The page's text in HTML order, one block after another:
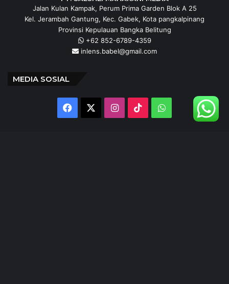
Jalan Kulan Kampak, Perum Prima Garden Blok A 25
Kel. Jerambah Gantung, Kec. Gabek, Kota pangkalpinang
Provinsi Kepulauan Bangka Belitung
+62 852-6789-4359
inlens.babel@gmail.com
MEDIA SOSIAL
Facebook Instagram
TikTokWhatsApp